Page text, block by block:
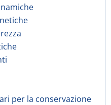
per la conservazione